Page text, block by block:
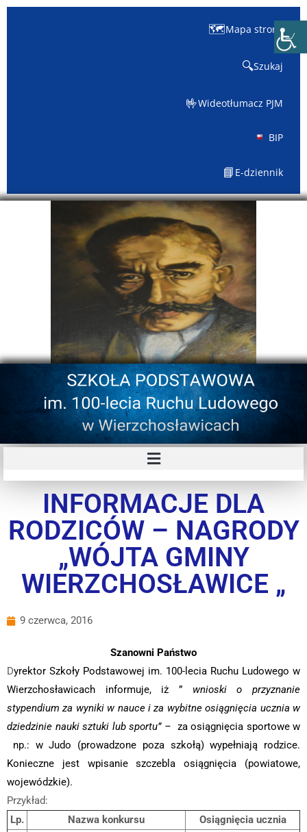
🗺️Mapa strony
🔍Szukaj
🤟Wideotłumacz PJM
BIP
📘 E-dziennik
INFORMACJE DLA
RODZICÓW – NAGRODY
„WÓJTA GMINY
WIERZCHOSŁAWICE „
9 czerwca, 2016
Szanowni Państwo
Dyrektor Szkoły Podstawowej im. 100-lecia Ruchu Ludowego w
Wierzchosławicach informuje, iż ” wnioski o przyznanie
stypendium za wyniki w nauce i za wybitne osiągnięcia ucznia w
dziedzinie nauki sztuki lub sportu” – za osiągnięcia sportowe w
np.: w Judo (prowadzone poza szkołą) wypełniają rodzice.
Konieczne jest wpisanie szczebla osiągnięcia (powiatowe,
wojewódzkie).
Przykład:
Lp.
Nazwa konkursu
Osiągnięcia ucznia